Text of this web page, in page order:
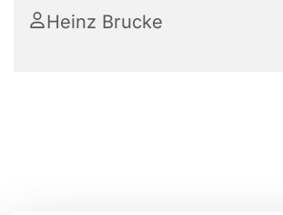
Heinz Brucke